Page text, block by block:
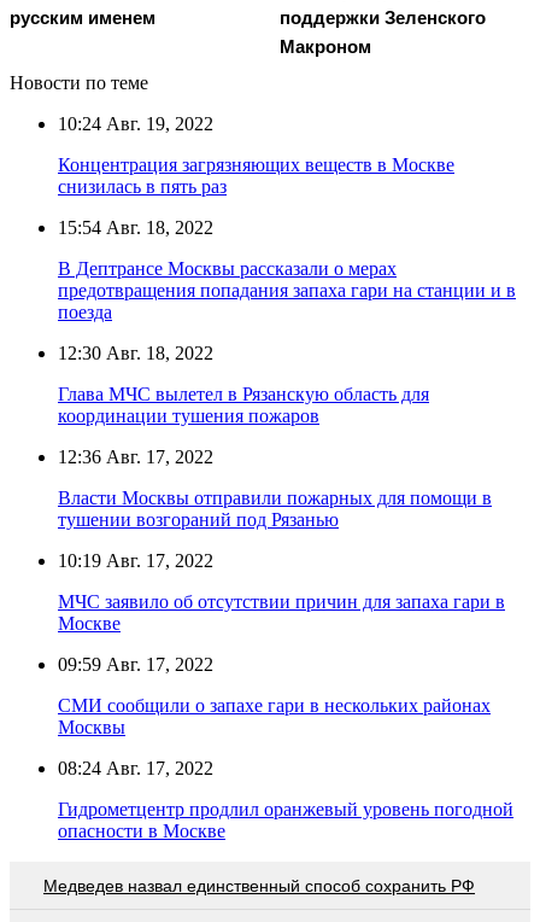
русским именем
поддержки Зеленского
Макроном
Новости по теме
10:24 Авг. 19, 2022
Концентрация загрязняющих веществ в Москве
снизилась в пять раз
15:54 Авг. 18, 2022
В Дептрансе Москвы рассказали о мерах
предотвращения попадания запаха гари на станции и в
поезда
12:30 Авг. 18, 2022
Глава МЧС вылетел в Рязанскую область для
координации тушения пожаров
12:36 Авг. 17, 2022
Власти Москвы отправили пожарных для помощи в
тушении возгораний под Рязанью
10:19 Авг. 17, 2022
МЧС заявило об отсутствии причин для запаха гари в
Москве
09:59 Авг. 17, 2022
СМИ сообщили о запахе гари в нескольких районах
Москвы
08:24 Авг. 17, 2022
Гидрометцентр продлил оранжевый уровень погодной
опасности в Москве
Медведев назвал единственный способ сохранить РФ